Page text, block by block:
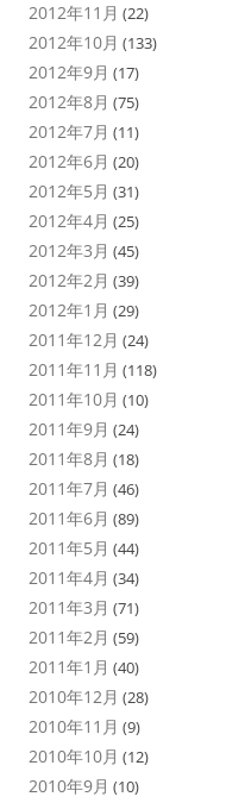
2012年11月 (22)
2012年10月 (133)
2012年9月 (17)
2012年8月 (75)
2012年7月 (11)
2012年6月 (20)
2012年5月 (31)
2012年4月 (25)
2012年3月 (45)
2012年2月 (39)
2012年1月 (29)
2011年12月 (24)
2011年11月 (118)
2011年10月 (10)
2011年9月 (24)
2011年8月 (18)
2011年7月 (46)
2011年6月 (89)
2011年5月 (44)
2011年4月 (34)
2011年3月 (71)
2011年2月 (59)
2011年1月 (40)
2010年12月 (28)
2010年11月 (9)
2010年10月 (12)
2010年9月 (10)